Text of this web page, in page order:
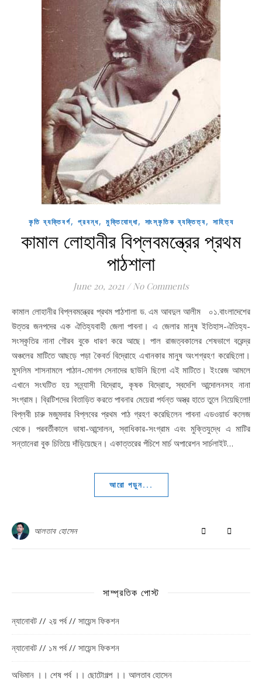
কৃতি ব্যক্তিবর্গ, প্রবন্ধ, মুক্তিযোদ্ধা, সাংস্কৃতিক ব্যক্তিত্ব, সাহিত্য
কামাল লোহানীর বিপ্লবমন্ত্রের প্রথম
পাঠশালা
June 20, 2021 / No Comments
কামাল লোহানীর বিপ্লবমন্ত্রের প্রথম পাঠশালা ড. এম আবদুল আলীম ০১.বাংলাদেশের
উত্তর জনপদের এক ঐতিহ্যবাহী জেলা পাবনা। এ জেলার মানুষ ইতিহাস-ঐতিহ্য-
সংস্কৃতির নানা গৌরব বুকে ধারণ করে আছে। পাল রাজত্বকালের শেষভাগে বরেন্দ্র
অঞ্চলের মাটিতে আছড়ে পড়া কৈবর্ত বিদ্রোহে এখানকার মানুষ অংশগ্রহণ করেছিলো।
মুসলিম শাসনামলে পাঠান-মোগল সেনাদের ছাউনি ছিলো এই মাটিতে। ইংরেজ আমলে
এখানে সংঘটিত হয় সন্ন্যাসী বিদ্রোহ, কৃষক বিদ্রোহ, স্বদেশি আন্দোলনসহ নানা
সংগ্রাম। ব্রিটিশদের বিতাড়িত করতে পাবনার মেয়েরা পর্যন্ত অস্ত্র হাতে তুলে নিয়েছিলো!
বিপ্লবী চারু মজুমদার বিপ্লবের প্রথম পাঠ গ্রহণ করেছিলেন পাবনা এডওয়ার্ড কলেজ
থেকে। পরবর্তীকালে ভাষা-আন্দোলন, স্বাধিকার-সংগ্রাম এবং মুক্তিযুদ্ধে এ মাটির
সন্তানেরা বুক চিতিয়ে দাঁড়িয়েছেন। একাত্তরের পঁচিশে মার্চ অপারেশন সার্চলাইট…
আরো পড়ুন...
আলতাব হোসেন
সাম্প্রতিক পোস্ট
ন্যানোবট // ২য় পর্ব // সায়েন্স ফিকশন
ন্যানোবট // ১ম পর্ব // সায়েন্স ফিকশন
অভিমান ।। শেষ পর্ব ।। ছোটোগল্প ।। আলতাব হোসেন